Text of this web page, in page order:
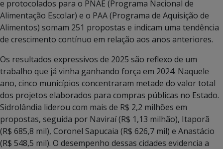
e protocolados para o PNAE (Programa Nacional de
Alimentação Escolar) e o PAA (Programa de Aquisição de
Alimentos) somam 251 propostas e indicam uma tendência
de crescimento contínuo em relação aos anos anteriores.
Os resultados expressivos de 2025 são reflexo de um
trabalho que já vinha ganhando força em 2024. Naquele
ano, cinco municípios concentraram metade do valor total
dos projetos elaborados para compras públicas no Estado.
Sidrolândia liderou com mais de R$ 2,2 milhões em
propostas, seguida por Naviraí (R$ 1,13 milhão), Itaporã
(R$ 685,8 mil), Coronel Sapucaia (R$ 626,7 mil) e Anastácio
(R$ 548,5 mil). O desempenho dessas cidades evidencia a